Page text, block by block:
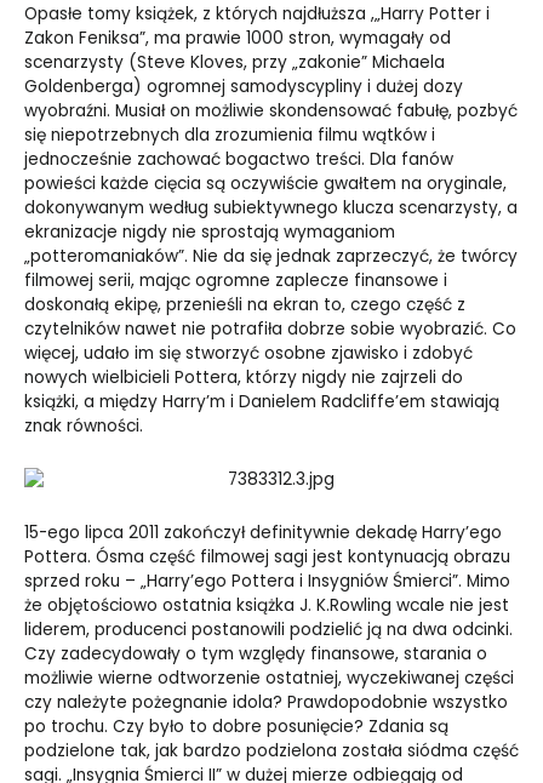
Opasłe tomy książek, z których najdłuższa ,„Harry Potter i
Zakon Feniksa”, ma prawie 1000 stron, wymagały od
scenarzysty (Steve Kloves, przy „zakonie” Michaela
Goldenberga) ogromnej samodyscypliny i dużej dozy
wyobraźni. Musiał on możliwie skondensować fabułę, pozbyć
się niepotrzebnych dla zrozumienia filmu wątków i
jednocześnie zachować bogactwo treści. Dla fanów
powieści każde cięcia są oczywiście gwałtem na oryginale,
dokonywanym według subiektywnego klucza scenarzysty, a
ekranizacje nigdy nie sprostają wymaganiom
„potteromaniaków”. Nie da się jednak zaprzeczyć, że twórcy
filmowej serii, mając ogromne zaplecze finansowe i
doskonałą ekipę, przenieśli na ekran to, czego część z
czytelników nawet nie potrafiła dobrze sobie wyobrazić. Co
więcej, udało im się stworzyć osobne zjawisko i zdobyć
nowych wielbicieli Pottera, którzy nigdy nie zajrzeli do
książki, a między Harry’m i Danielem Radcliffe’em stawiają
znak równości.
15-ego lipca 2011 zakończył definitywnie dekadę Harry’ego
Pottera. Ósma część filmowej sagi jest kontynuacją obrazu
sprzed roku – „Harry’ego Pottera i Insygniów Śmierci”. Mimo
że objętościowo ostatnia książka J. K.Rowling wcale nie jest
liderem, producenci postanowili podzielić ją na dwa odcinki.
Czy zadecydowały o tym względy finansowe, starania o
możliwie wierne odtworzenie ostatniej, wyczekiwanej części
czy należyte pożegnanie idola? Prawdopodobnie wszystko
po trochu. Czy było to dobre posunięcie? Zdania są
podzielone tak, jak bardzo podzielona została siódma część
sagi. „Insygnia Śmierci II” w dużej mierze odbiegają od